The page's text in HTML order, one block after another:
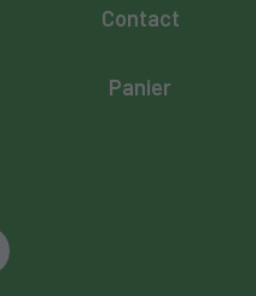
Contact
Panier